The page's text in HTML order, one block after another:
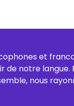
et
de notre langue.
nous